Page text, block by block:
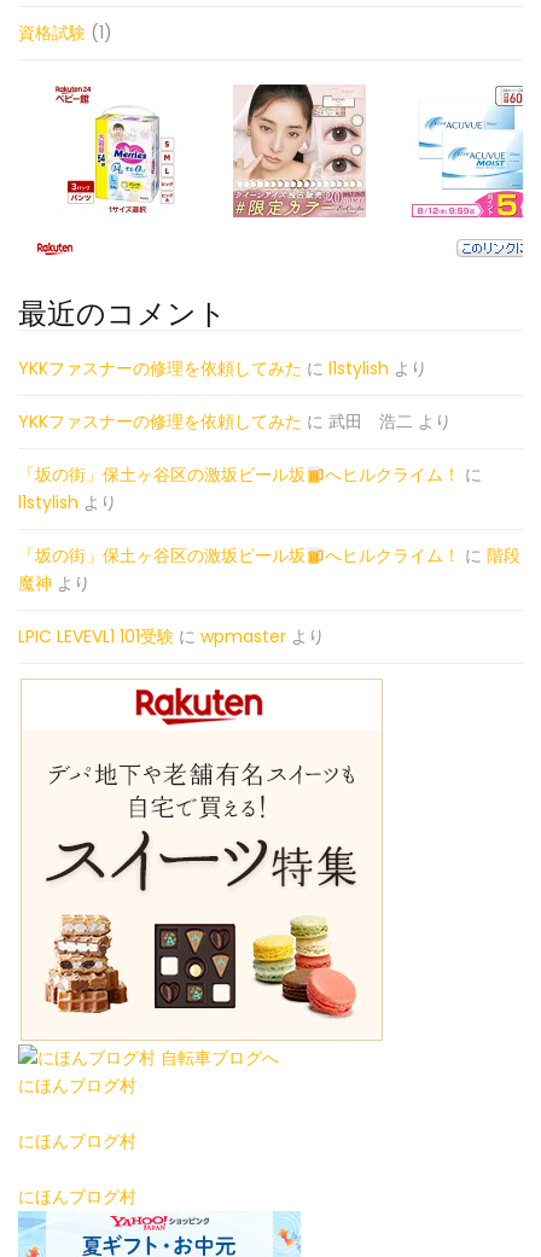
資格試験 (1)
最近のコメント
YKKファスナーの修理を依頼してみた に l1stylish より
YKKファスナーの修理を依頼してみた に 武田 浩二 より
「坂の街」保土ヶ谷区の激坂ビール坂 へヒルクライム！ に
l1stylish より
「坂の街」保土ヶ谷区の激坂ビール坂 へヒルクライム！ に 階段
魔神 より
LPIC LEVEVL1 101受験 に wpmaster より
にほんブログ村
にほんブログ村
にほんブログ村